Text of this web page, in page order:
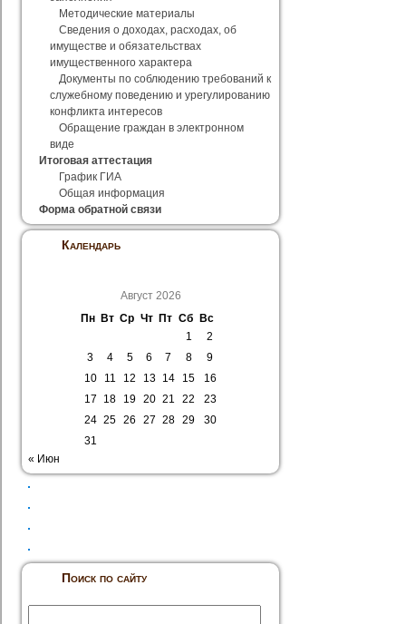
Методические материалы
Сведения о доходах, расходах, об
имуществе и обязательствах
имущественного характера
Документы по соблюдению требований к
служебному поведению и урегулированию
конфликта интересов
Обращение граждан в электронном
виде
Итоговая аттестация
График ГИА
Общая информация
Форма обратной связи
Календарь
Август 2026
Пн
Вт Ср Чт Пт Сб
Вс
1
2
3
4 5 6 7 8
9
10
11 12 13 14 15
16
17
18 19 20 21 22
23
24 25 26 27 28 29
30
31
« Июн
Поиск по сайту